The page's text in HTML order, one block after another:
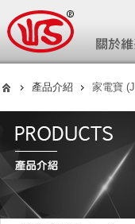
產品介紹 家電寶